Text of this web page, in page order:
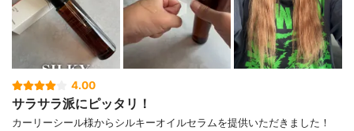
4.00
サラサラ派にピッタリ！
カーリーシール様からシルキーオイルセラムを提供いただきました！